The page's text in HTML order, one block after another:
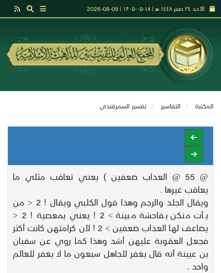
الأحد ٢٤ صفر ١٤٤٨ هـ | ۱۸-۰۵-۱۴۰۵ | 09-08-2026
المكتبة التفاسير تفسير السمرقندي
@ 55 @ العذاب ضعفين ) يعني تعاقب مثلي ما
يعاقب غيرها .
ويقال الجلد والرجم وهذا قول الكلبي ويقال ! 2 < من
يأت منكن بفاحشة مبينة > 2 ! يعني بمعصية ! 2 <
يضاعف لها العذاب ضعفين > 2 ! لأن كرامتهن كانت أكثر
فجعل العقوبة عليهن أشد وهذا كما روي عن سفيان
بن عيينة أنه قال يغفر للجاهل سبعون ما لا يغفر للعالم
واحد .